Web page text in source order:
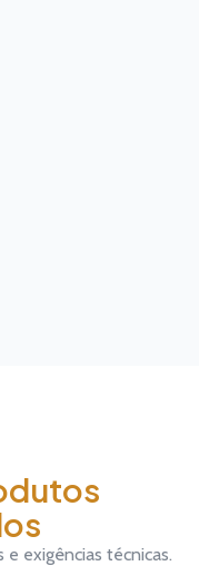
exigências técnicas.